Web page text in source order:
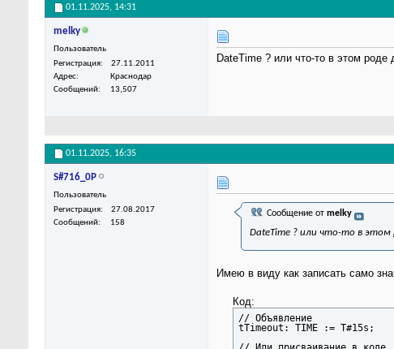
01.11.2025, 14:31
melky
Пользователь
Регистрация
27.11.2011
Адрес
Краснодар
Сообщений
13,507
DateTime ? или что-то в этом
01.11.2025, 16:35
S#716_0P
Пользователь
Регистрация
27.08.2017
Сообщений
158
Сообщение от melky
DateTime ? или что-то в
Имею в виду как записать само
Код:
// Объявление
tTimeout: TIME := T#15s;